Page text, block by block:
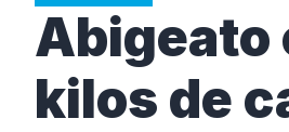
Abigeato
kilos de